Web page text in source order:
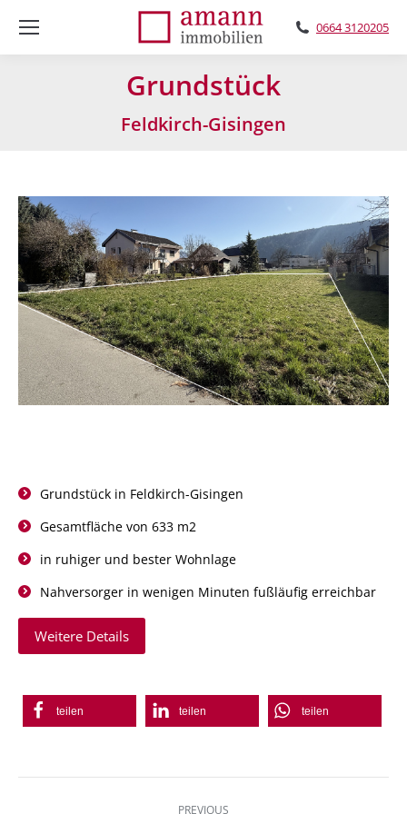
0664 3120205
Grundstück
Feldkirch-Gisingen
Grundstück in Feldkirch-Gisingen
Gesamtfläche von 633 m2
in ruhiger und bester Wohnlage
Nahversorger in wenigen Minuten fußläufig erreichbar
Weitere Details
teilen teilen teilen
PREVIOUS